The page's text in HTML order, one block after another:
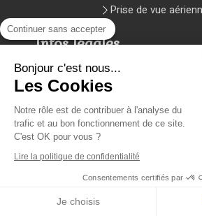
Prise de vue
Infos légales
Mentions légales et
Copyright © 2024
référencement par
Création et référencement du site par
Continuer sans accepter
Bonjour c'est nous...
Les Cookies
Notre rôle est de contribuer à l'analyse du
trafic et au bon fonctionnement de ce site.
C'est OK pour vous ?
Lire la politique de confidentialité
Consentements certifiés par
Je choisis